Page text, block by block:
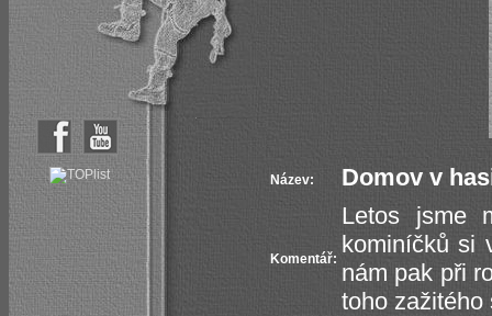
Název: Domov v
Komentář:
Letos jsme
kominíčků si
nám pak při
toho zažitého